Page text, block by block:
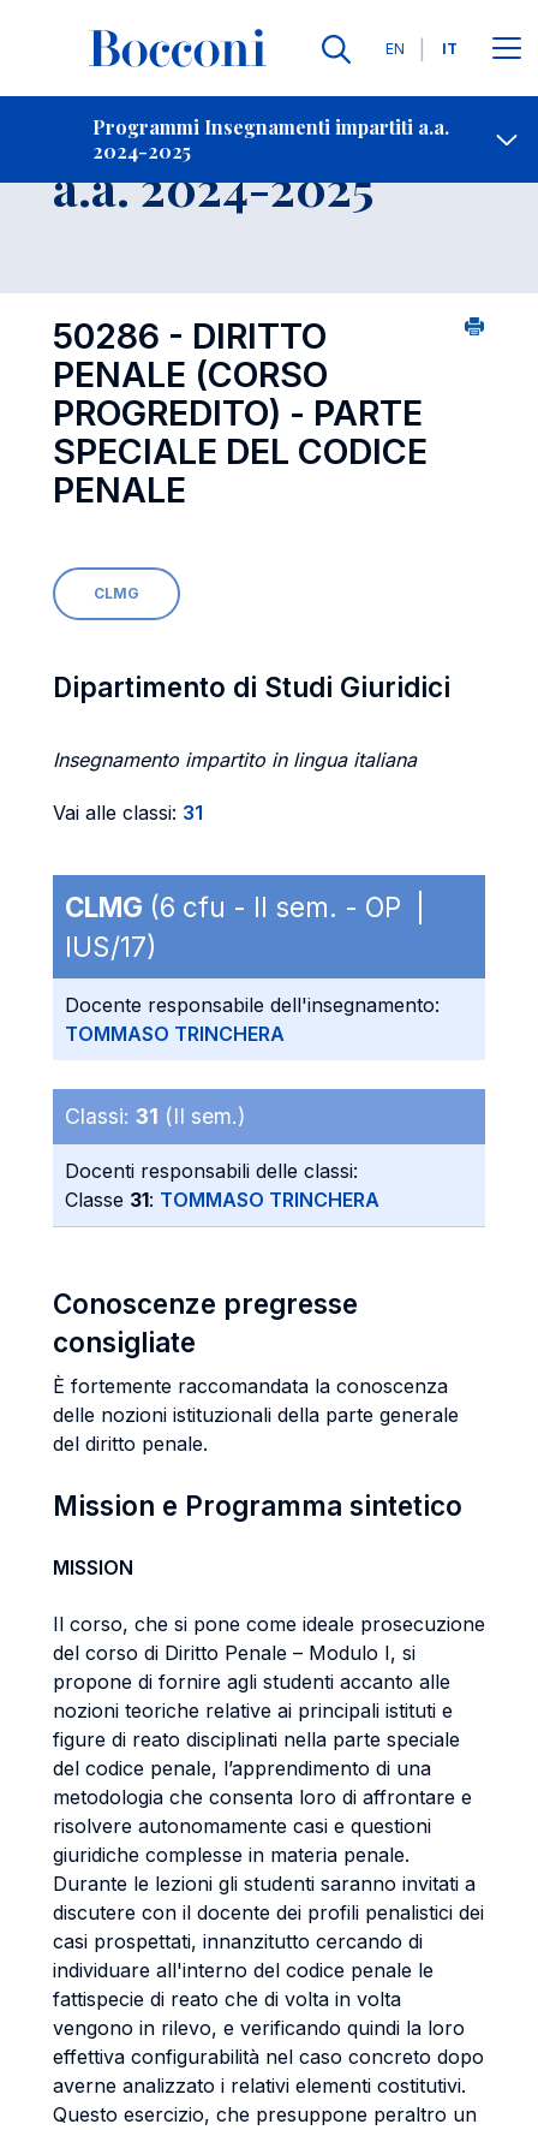
Lingue
EN IT
Programmi Insegnamenti impartiti a.a.
2024-2025
Contatti
Insegnamento
a.a. 2024-2025
50286 - DIRITTO
PENALE (CORSO
PROGREDITO) - PARTE
SPECIALE DEL CODICE
PENALE
CLMG
Dipartimento di Studi Giuridici
Insegnamento impartito in lingua italiana
Vai alle classi: 31
CLMG (6 cfu - II sem. - OP |
IUS/17)
Docente responsabile dell'insegnamento:
TOMMASO TRINCHERA
Classi: 31 (II sem.)
Docenti responsabili delle classi:
Classe 31: TOMMASO TRINCHERA
Conoscenze pregresse
consigliate
È fortemente raccomandata la conoscenza
delle nozioni istituzionali della parte generale
del diritto penale.
Mission e Programma sintetico
MISSION
Il corso, che si pone come ideale prosecuzione
del corso di Diritto Penale – Modulo I, si
propone di fornire agli studenti accanto alle
nozioni teoriche relative ai principali istituti e
figure di reato disciplinati nella parte speciale
del codice penale, l’apprendimento di una
metodologia che consenta loro di affrontare e
risolvere autonomamente casi e questioni
giuridiche complesse in materia penale.
Durante le lezioni gli studenti saranno invitati a
discutere con il docente dei profili penalistici dei
casi prospettati, innanzitutto cercando di
individuare all'interno del codice penale le
fattispecie di reato che di volta in volta
vengono in rilevo, e verificando quindi la loro
effettiva configurabilità nel caso concreto dopo
averne analizzato i relativi elementi costitutivi.
Questo esercizio, che presuppone peraltro un